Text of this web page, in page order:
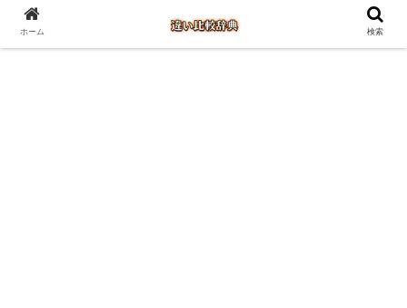
ホーム 検索